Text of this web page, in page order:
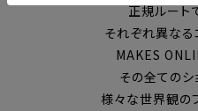
正規ルート
それぞれ異なる
MAKES
その全てのシ
様々な世界観の